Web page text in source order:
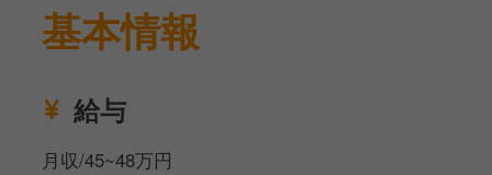
基本情報
給与
月収/45~48万円